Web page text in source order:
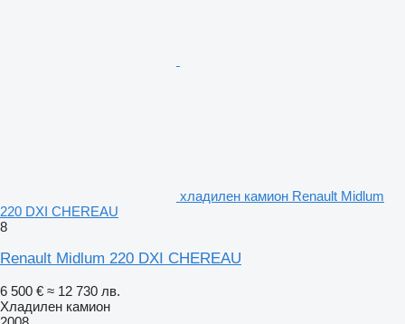
хладилен камион Renault Midlum
220 DXI CHEREAU
8
Renault Midlum 220 DXI CHEREAU
6 500 € ≈ 12 730 лв.
Хладилен камион